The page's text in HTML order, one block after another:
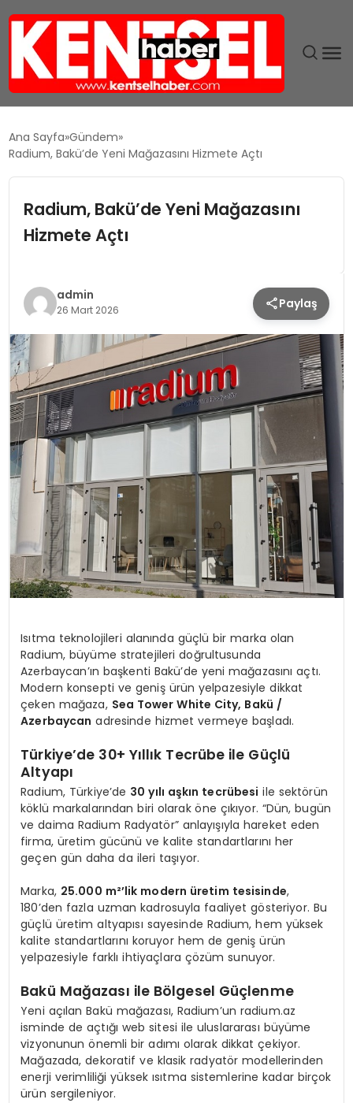
EKONOMI
TEKNOLOJI
MAGAZIN
KÜLTÜR & SANAT
SPOR
SAĞLIK
Ana Sayfa Gündem
Radium, Bakü’de Yeni Mağazasını Hizmete Açtı
Radium, Bakü’de Yeni Mağazasını
Hizmete Açtı
admin
26 Mart 2026 Paylaş
Isıtma teknolojileri alanında güçlü bir marka olan
Radium, büyüme stratejileri doğrultusunda
Azerbaycan’ın başkenti Bakü’de yeni mağazasını açtı.
Modern konsepti ve geniş ürün yelpazesiyle dikkat
çeken mağaza, Sea Tower White City, Bakü /
Azerbaycan adresinde hizmet vermeye başladı.
Türkiye’de 30+ Yıllık Tecrübe ile Güçlü
Altyapı
Radium, Türkiye’de 30 yılı aşkın tecrübesi ile sektörün
köklü markalarından biri olarak öne çıkıyor. “Dün, bugün
ve daima Radium Radyatör” anlayışıyla hareket eden
firma, üretim gücünü ve kalite standartlarını her
geçen gün daha da ileri taşıyor.
Marka, 25.000 m²’lik modern üretim tesisinde,
180’den fazla uzman kadrosuyla faaliyet gösteriyor. Bu
güçlü üretim altyapısı sayesinde Radium, hem yüksek
kalite standartlarını koruyor hem de geniş ürün
yelpazesiyle farklı ihtiyaçlara çözüm sunuyor.
Bakü Mağazası ile Bölgesel Güçlenme
Yeni açılan Bakü mağazası, Radium’un radium.az
isminde de açtığı web sitesi ile uluslararası büyüme
vizyonunun önemli bir adımı olarak dikkat çekiyor.
Mağazada, dekoratif ve klasik radyatör modellerinden
enerji verimliliği yüksek ısıtma sistemlerine kadar birçok
ürün sergileniyor.